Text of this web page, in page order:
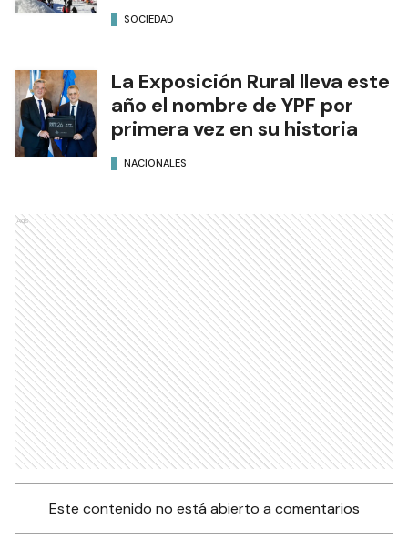
SOCIEDAD
La Exposición Rural lleva este
año el nombre de YPF por
primera vez en su historia
NACIONALES
Ads
Este contenido no está abierto a comentarios